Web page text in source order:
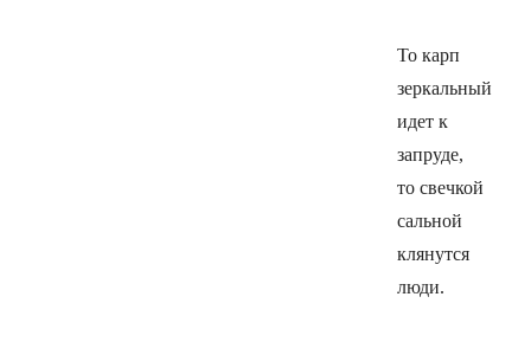
То карп
зеркальный
идет к
запруде,
то свечкой
сальной
клянутся
люди.